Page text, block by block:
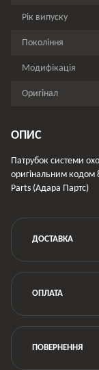
Рік випуску
Покоління
Модифікація
Оригінал
ОПИС
Патрубок системи
оригінальним кодом
Parts (Адара Партс)
ДОСТАВКА
ОПЛАТА
ПОВЕРНЕННЯ